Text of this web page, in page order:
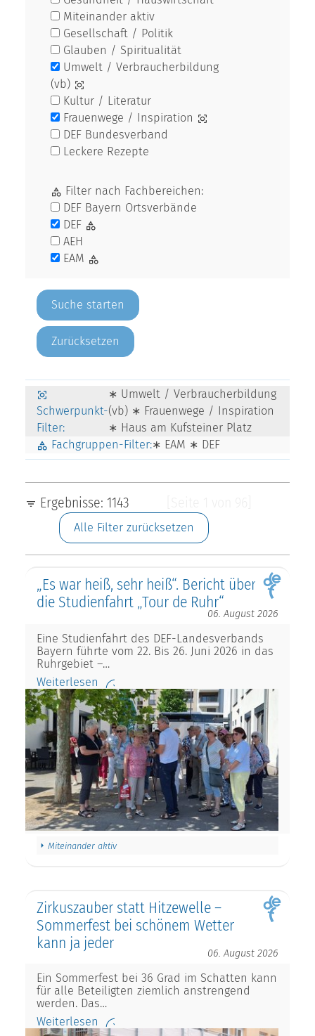
Miteinander aktiv
Gesellschaft / Politik
Glauben / Spiritualität
Umwelt / Verbraucherbildung
(vb)
Kultur / Literatur
Frauenwege / Inspiration
DEF Bundesverband
Leckere Rezepte
Filter nach Fachbereichen:
DEF Bayern Ortsverbände
DEF
AEH
EAM
Zurücksetzen
Schwerpunkt-
Filter:
∗ Umwelt / Verbraucherbildung
(vb) ∗ Frauenwege / Inspiration
∗ Haus am Kufsteiner Platz
Fachgruppen-Filter:∗ EAM ∗ DEF
Ergebnisse: 1143
Alle Filter zurücksetzen
„Es war heiß, sehr heiß“. Bericht über
die Studienfahrt „Tour de Ruhr“
06. August 2026
Eine Studienfahrt des DEF-Landesverbands
Bayern führte vom 22. Bis 26. Juni 2026 in das
Ruhrgebiet –…
Weiterlesen
Miteinander aktiv
Zirkuszauber statt Hitzewelle –
Sommerfest bei schönem Wetter
kann ja jeder
06. August 2026
Ein Sommerfest bei 36 Grad im Schatten kann
für alle Beteiligten ziemlich anstrengend
werden. Das…
Weiterlesen